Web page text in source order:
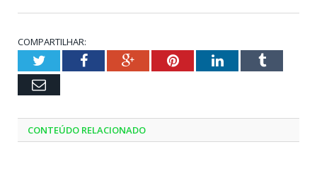
COMPARTILHAR:
TwitterFacebookGoogle+PinterestLinkedInTumblr
Email
CONTEÚDO RELACIONADO